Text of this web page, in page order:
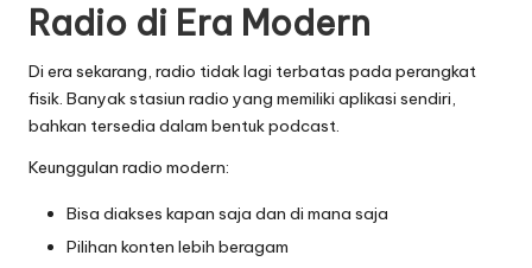
Radio di Era Modern
Di era sekarang, radio tidak lagi terbatas pada perangkat
fisik. Banyak stasiun radio yang memiliki aplikasi sendiri,
bahkan tersedia dalam bentuk podcast.
Keunggulan radio modern:
Bisa diakses kapan saja dan di mana saja
Pilihan konten lebih beragam